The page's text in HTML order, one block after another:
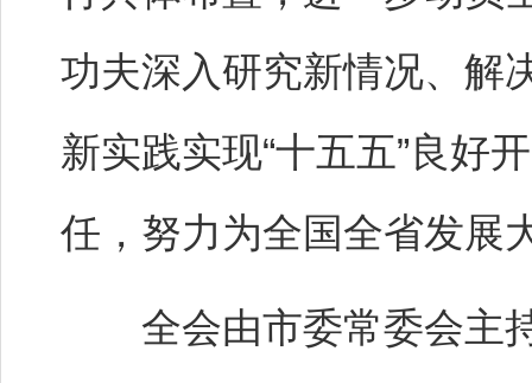
功夫深入研究新情况、解
新实践实现“十五五”良好
任，努力为全国全省发展
全会由市委常委会主